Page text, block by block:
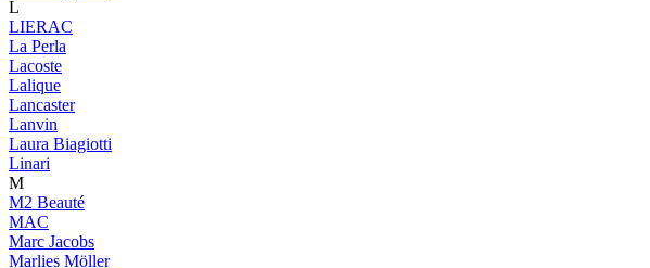
L
LIERAC
La Perla
Lacoste
Lalique
Lancaster
Lanvin
Laura Biagiotti
Linari
M
M2 Beauté
MAC
Marc Jacobs
Marlies Möller